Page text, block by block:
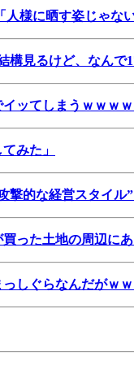
様に晒す姿じゃな
構見るけど、なん
ッてしまうｗｗｗｗ
みた」
撃的な経営スタイ
った土地の周辺に
しぐらなんだがｗ